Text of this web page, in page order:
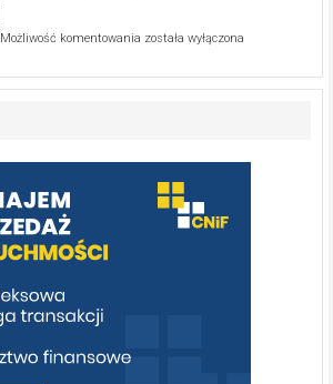
Możliwość komentowania Ekologiczne
–
warto
poznać
[fotorelacja]
została wyłączona